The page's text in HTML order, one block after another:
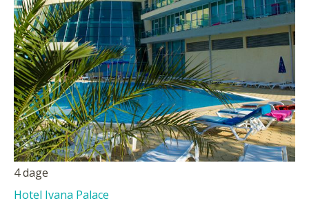
4 dage
Hotel Ivana Palace